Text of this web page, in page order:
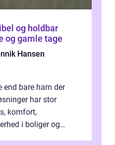
og holdbar
og gamle tage
Hansen
end bare ham der
har stor
komfort,
i boliger og